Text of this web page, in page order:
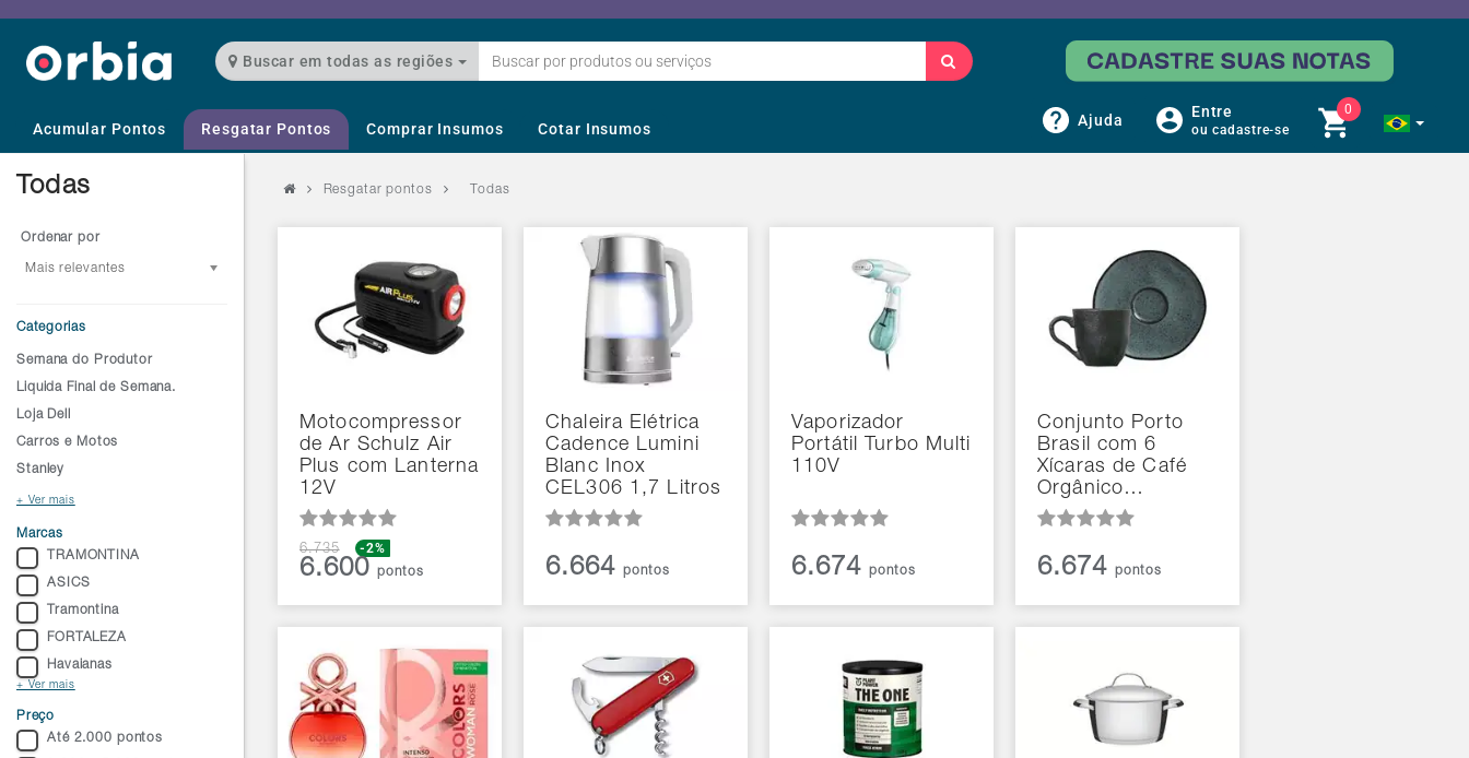
Buscar em todas as regiões
Acumular Pontos Resgatar Pontos Comprar Insumos Cotar Insumos Ajuda Entre
ou cadastre-se
0
Resgatar pontos Todas
Motocompressor
de Ar Schulz Air
Plus com Lanterna
12V
6.735 -2%
6.600pontos
Chaleira Elétrica
Cadence Lumini
Blanc Inox
CEL306 1,7 Litros
6.664pontos
Vaporizador
Portátil Turbo Multi
110V
6.674pontos
Conjunto Porto
Brasil com 6
Xícaras de Café
Orgânico…
6.674pontos
Todas
Ordenar por
Mais relevantes
Categorias
Semana do Produtor
Liquida Final de Semana.
Loja Dell
Carros e Motos
Stanley
+ Ver mais
Marcas
TRAMONTINA
ASICS
Tramontina
FORTALEZA
Havaianas
+ Ver mais
Preço
Até 2.000 pontos